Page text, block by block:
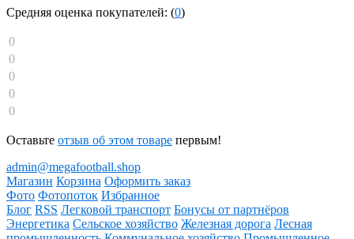
Средняя оценка покупателей: (0)
0
0
0
0
0
Оставьте отзыв об этом товаре первым!
admin@megafootball.shop
Магазин Корзина Оформить заказ
Фото Фотопоток Избранное
Блог RSS Легковой транспорт Бонусы от партнёров
Энергетика Сельское хозяйство Железная дорога Лесная